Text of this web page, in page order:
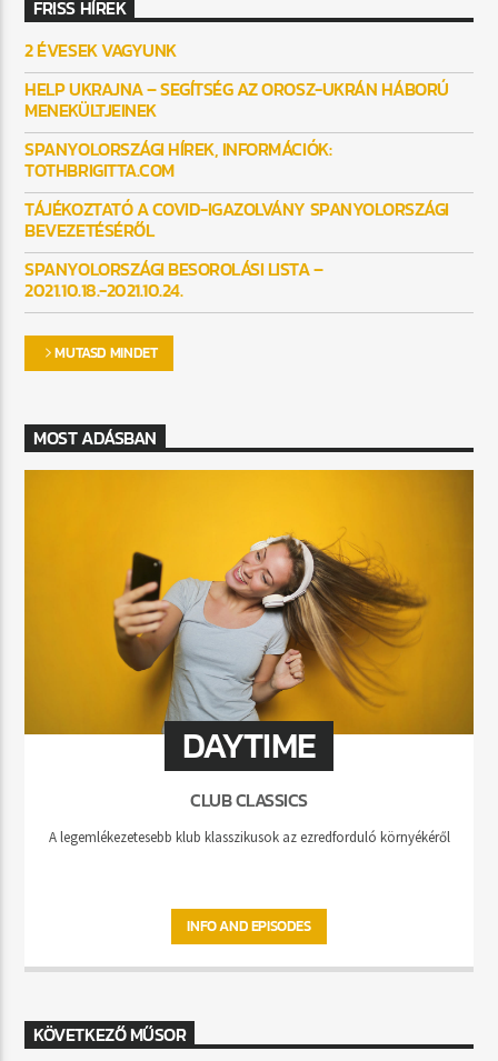
FRISS HÍREK
2 ÉVESEK VAGYUNK
HELP UKRAJNA – SEGÍTSÉG AZ OROSZ-UKRÁN HÁBORÚ
MENEKÜLTJEINEK
SPANYOLORSZÁGI HÍREK, INFORMÁCIÓK:
TOTHBRIGITTA.COM
TÁJÉKOZTATÓ A COVID-IGAZOLVÁNY SPANYOLORSZÁGI
BEVEZETÉSÉRŐL
SPANYOLORSZÁGI BESOROLÁSI LISTA –
2021.10.18.-2021.10.24.
MUTASD MINDET
MOST ADÁSBAN
DAYTIME
CLUB CLASSICS
A legemlékezetesebb klub klasszikusok az ezredforduló környékéről
INFO AND EPISODES
KÖVETKEZŐ MŰSOR